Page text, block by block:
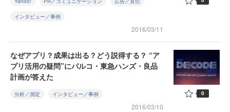
インタビュー／事例
2016/03/11
なぜアプリ？成果は出る？どう説得する？ “ア
プリ活用の疑問”にパルコ・東急ハンズ・良品
計画が答えた
分析／測定 インタビュー／事例
2016/03/10
0